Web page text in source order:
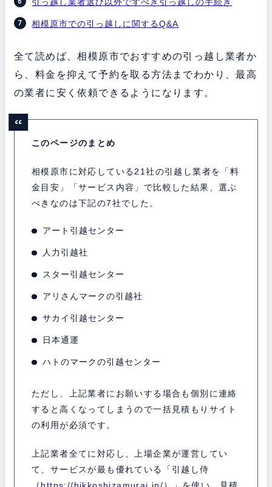
相模原市での引っ越しに関するQ&A
全て読めば、相模原市でおすすめの引っ越し業者か
ら、料金を抑えて予約を取る方法までわかり、最高
の業者に安く依頼できるようになります。
このページのまとめ
相模原市に対応している21社の引越し業者を「料
金目安」「サービス内容」で比較した結果、選ぶ
べきなのは下記の7社でした。
アート引越センター
人力引越社
スター引越センター
アリさんマークの引越社
サカイ引越センター
日本通運
ハトのマークの引越センター
ただし、上記業者にお願いする場合も個別に連絡
すると高くなってしまうので一括見積もりサイト
の利用が必須です。
上記業者全てに対応し、上場企業が運営してい
て、サービスが最も優れている「引越し侍